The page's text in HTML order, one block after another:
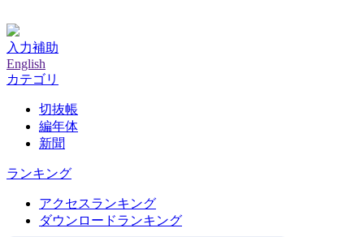
入力補助
English
カテゴリ
切抜帳
編年体
新聞
ランキング
アクセスランキング
ダウンロードランキング